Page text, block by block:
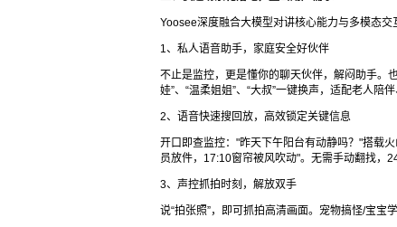
Yoosee深度融合大模型对讲核心能力与多模态交
1、私人语音助手，家庭安全好伙伴
不止是监控，更是懂你的聊天伙伴，解闷助手。
娃”、“温柔姐姐”、“大叔”一键换声，适配老人陪
2、语音快速搜回放，高效锁定关键信息
开口即查监控："昨天下午阳台有动静吗？"搭载
员放件，17:10窗帘被风吹动"。无需手动翻找，
3、声控抓拍时刻，解放双手
说“拍张照”，即可抓拍高清画面。宠物搞怪/宝宝